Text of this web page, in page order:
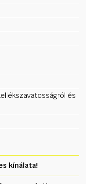
és
kínálata!